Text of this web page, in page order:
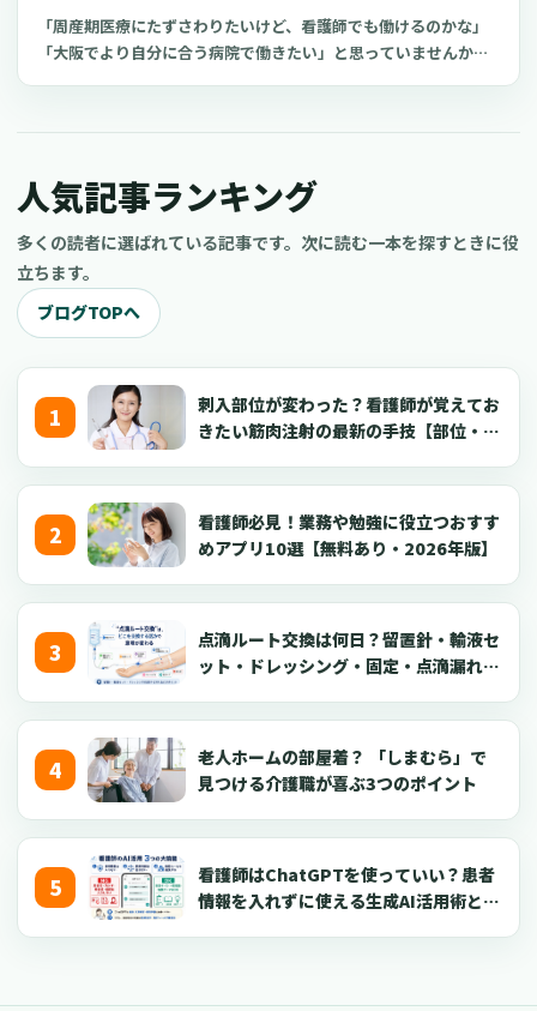
「周産期医療にたずさわりたいけど、看護師でも働けるのかな」
「大阪でより自分に合う病院で働きたい」と思っていませんか？
は、大阪府の周産期医療体制の特徴や看護師におすすめの病院な
人気記事ランキング
多くの読者に選ばれている記事です。次に読む一本を探すときに役
立ちます。
ブログTOPへ
刺入部位が変わった？看護師が覚えてお
きたい筋肉注射の最新の手技【部位・
看護師必見！業務や勉強に役立つおすす
めアプリ10選【無料あり・2026年版】
点滴ルート交換は何日？留置針・輸液セ
ット・ドレッシング・固定・点滴漏れ対
老人ホームの部屋着？ 「しまむら」で
見つける介護職が喜ぶ3つのポイント
看護師はChatGPTを使っていい？患者
情報を入れずに使える生成AI活用術とプ